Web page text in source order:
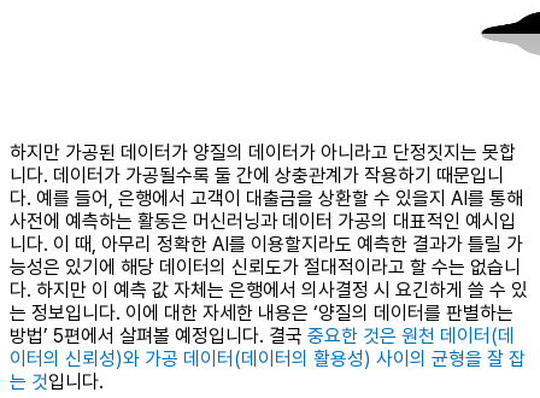
하지만 가공된 데이터가 양질의 데이터가 아니라고 단정짓지는 못합
니다. 데이터가 가공될수록 둘 간에 상충관계가 작용하기 때문입니
다. 예를 들어, 은행에서 고객이 대출금을 상환할 수 있을지 AI를 통해
사전에 예측하는 활동은 머신러닝과 데이터 가공의 대표적인 예시입
니다. 이 때, 아무리 정확한 AI를 이용할지라도 예측한 결과가 틀릴 가
능성은 있기에 해당 데이터의 신뢰도가 절대적이라고 할 수는 없습니
다. 하지만 이 예측 값 자체는 은행에서 의사결정 시 요긴하게 쓸 수 있
는 정보입니다. 이에 대한 자세한 내용은 ‘양질의 데이터를 판별하는
방법’ 5편에서 살펴볼 예정입니다. 결국 중요한 것은 원천 데이터(데
이터의 신뢰성)와 가공 데이터(데이터의 활용성) 사이의 균형을 잘 잡
는 것입니다.